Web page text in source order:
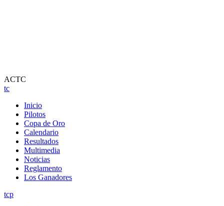
ACTC
tc
Inicio
Pilotos
Copa de Oro
Calendario
Resultados
Multimedia
Noticias
Reglamento
Los Ganadores
tcp